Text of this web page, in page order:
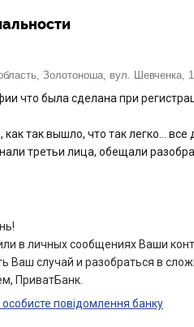
Золотоноша, вул. Шевченка,
что была сделана при
как так вышло, что так легко…
третьи лица, обещали
в личных сообщениях Ваши
Ваш случай и разобраться в
ПриватБанк.
особисте повідомлення банку